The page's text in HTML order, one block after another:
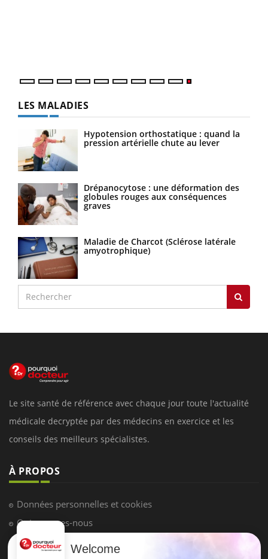
LES MALADIES
Hypotension orthostatique : quand la
pression artérielle chute au lever
Drépanocytose : une déformation des
globules rouges aux conséquences
graves
Maladie de Charcot (Sclérose latérale
amyotrophique)
Le site santé de référence avec chaque jour toute l'actualité
médicale decryptée par des médecins en exercice et les
conseils des meilleurs spécialistes.
À PROPOS
Données personnelles et cookies
Qui sommes-nous
Conditions d'utilisation
Welcome